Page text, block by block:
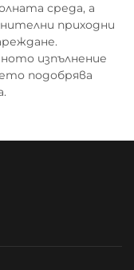
среда, а
приходни
изпълнение
подобрява